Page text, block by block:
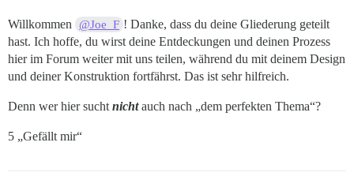
Willkommen @Joe_F ! Danke, dass du deine Gliederung geteilt
hast. Ich hoffe, du wirst deine Entdeckungen und deinen Prozess
hier im Forum weiter mit uns teilen, während du mit deinem Design
und deiner Konstruktion fortfährst. Das ist sehr hilfreich.
Denn wer hier sucht nichtauch nach „dem perfekten Thema“?
5 „Gefällt mir“